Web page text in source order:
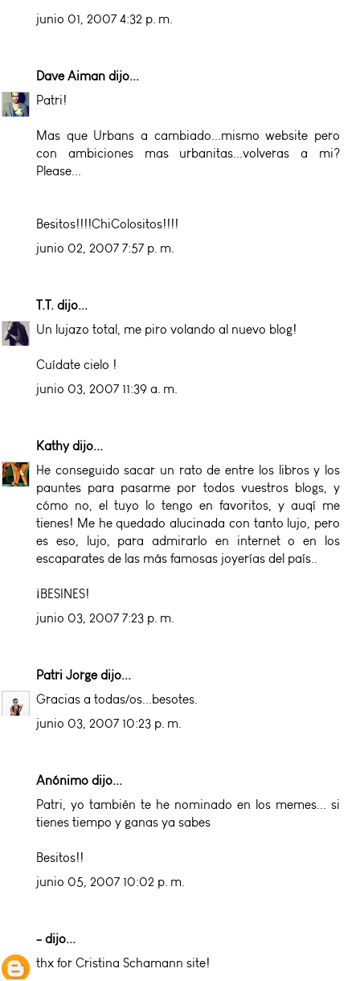
junio 01, 2007 4:32 p. m.
Dave Aiman dijo...
Patri!
Mas que Urbans a cambiado...mismo website pero
con ambiciones mas urbanitas...volveras a mi?
Please...
Besitos!!!!ChiColositos!!!!
junio 02, 2007 7:57 p. m.
T.T. dijo...
Un lujazo total, me piro volando al nuevo blog!
Cuídate cielo !
junio 03, 2007 11:39 a. m.
Kathydijo...
He conseguido sacar un rato de entre los libros y los
pauntes para pasarme por todos vuestros blogs, y
cómo no, el tuyo lo tengo en favoritos, y auqí me
tienes! Me he quedado alucinada con tanto lujo, pero
es eso, lujo, para admirarlo en internet o en los
escaparates de las más famosas joyerías del país..
¡BESINES!
junio 03, 2007 7:23 p. m.
Patri Jorgedijo...
Gracias a todas/os...besotes.
junio 03, 2007 10:23 p. m.
Anónimo dijo...
Patri, yo también te he nominado en los memes... si
tienes tiempo y ganas ya sabes
Besitos!!
junio 05, 2007 10:02 p. m.
- dijo...
thx for Cristina Schamann site!